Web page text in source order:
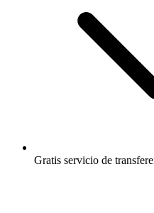
Gratis servicio de